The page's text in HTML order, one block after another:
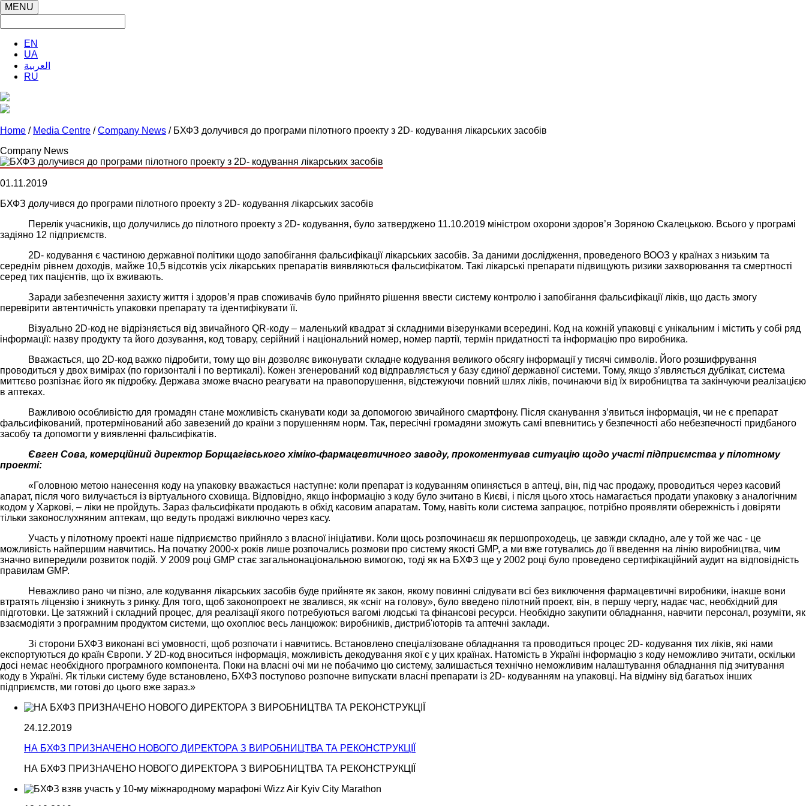
MENU
EN
UA
العربية
RU
Home / Media Centre /Company News / БХФЗ долучився до програми пілотного проекту з 2D- кодування лікарських засобів
Company News
01.11.2019
БХФЗ долучився до програми пілотного проекту з 2D- кодування лікарських засобів
Перелік учасників, що долучились до пілотного проекту з 2D- кодування, було затверджено 11.10.2019 міністром охорони здоров’я Зоряною Скалецькою. Всього у програмі
задіяно 12 підприємств.
2D- кодування є частиною державної політики щодо запобігання фальсифікації лікарських засобів. За даними дослідження, проведеного ВООЗ у країнах з низьким та
середнім рівнем доходів, майже 10,5 відсотків усіх лікарських препаратів виявляються фальсифікатом. Такі лікарські препарати підвищують ризики захворювання та смертності
серед тих пацієнтів, що їх вживають.
Заради забезпечення захисту життя і здоров’я прав споживачів було прийнято рішення ввести систему контролю і запобігання фальсифікації ліків, що дасть змогу
перевірити автентичність упаковки препарату та ідентифікувати її.
Візуально 2D-код не відрізняється від звичайного QR-коду – маленький квадрат зі складними візерунками всередині. Код на кожній упаковці є унікальним і містить у собі ряд
інформації: назву продукту та його дозування, код товару, серійний і національний номер, номер партії, термін придатності та інформацію про виробника.
Вважається, що 2D-код важко підробити, тому що він дозволяє виконувати складне кодування великого обсягу інформації у тисячі символів. Його розшифрування
проводиться у двох вимірах (по горизонталі і по вертикалі). Кожен згенерований код відправляється у базу єдиної державної системи. Тому, якщо з’являється дублікат, система
миттєво розпізнає його як підробку. Держава зможе вчасно реагувати на правопорушення, відстежуючи повний шлях ліків, починаючи від їх виробництва та закінчуючи реалізацією
в аптеках.
Важливою особливістю для громадян стане можливість сканувати коди за допомогою звичайного смартфону. Після сканування з’явиться інформація, чи не є препарат
фальсифікований, протермінований або завезений до країни з порушенням норм. Так, пересічні громадяни зможуть самі впевнитись у безпечності або небезпечності придбаного
засобу та допомогти у виявленні фальсифікатів.
Євген Сова, комерційний директор Борщагівського хіміко-фармацевтичного заводу, прокоментував ситуацію щодо участі підприємства у пілотному
проекті:
«Головною метою нанесення коду на упаковку вважається наступне: коли препарат із кодуванням опиняється в аптеці, він, під час продажу, проводиться через касовий
апарат, після чого вилучається із віртуального сховища. Відповідно, якщо інформацію з коду було зчитано в Києві, і після цього хтось намагається продати упаковку з аналогічним
кодом у Харкові, – ліки не пройдуть. Зараз фальсифікати продають в обхід касовим апаратам. Тому, навіть коли система запрацює, потрібно проявляти обережність і довіряти
тільки законослухняним аптекам, що ведуть продажі виключно через касу.
Участь у пілотному проекті наше підприємство прийняло з власної ініціативи. Коли щось розпочинаєш як першопроходець, це завжди складно, але у той же час - це
можливість найпершим навчитись. На початку 2000-х років лише розпочались розмови про систему якості GMP, а ми вже готувались до її введення на лінію виробництва, чим
значно випередили розвиток подій. У 2009 році GMP стає загальнонаціональною вимогою, тоді як на БХФЗ ще у 2002 році було проведено сертифікаційний аудит на відповідність
правилам GMP.
Неважливо рано чи пізно, але кодування лікарських засобів буде прийняте як закон, якому повинні слідувати всі без виключення фармацевтичні виробники, інакше вони
втратять ліцензію і зникнуть з ринку. Для того, щоб законопроект не звалився, як «сніг на голову», було введено пілотний проект, він, в першу чергу, надає час, необхідний для
підготовки. Це затяжний і складний процес, для реалізації якого потребуються вагомі людські та фінансові ресурси. Необхідно закупити обладнання, навчити персонал, розуміти, як
взаємодіяти з програмним продуктом системи, що охоплює весь ланцюжок: виробників, дистриб'юторів та аптечні заклади.
Зі сторони БХФЗ виконані всі умовності, щоб розпочати і навчитись. Встановлено спеціалізоване обладнання та проводиться процес 2D- кодування тих ліків, які нами
експортуються до країн Європи. У 2D-код вноситься інформація, можливість декодування якої є у цих країнах. Натомість в Україні інформацію з коду неможливо зчитати, оскільки
досі немає необхідного програмного компонента. Поки на власні очі ми не побачимо цю систему, залишається технічно неможливим налаштування обладнання під зчитування
коду в Україні. Як тільки систему буде встановлено, БХФЗ поступово розпочне випускати власні препарати із 2D- кодуванням на упаковці. На відміну від багатьох інших
підприємств, ми готові до цього вже зараз.»
24.12.2019
НА БХФЗ ПРИЗНАЧЕНО НОВОГО ДИРЕКТОРА З ВИРОБНИЦТВА ТА РЕКОНСТРУКЦІЇ
НА БХФЗ ПРИЗНАЧЕНО НОВОГО ДИРЕКТОРА З ВИРОБНИЦТВА ТА РЕКОНСТРУКЦІЇ